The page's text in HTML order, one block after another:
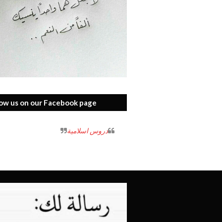
us on our Facebook page
‏دروس اسلامية‏